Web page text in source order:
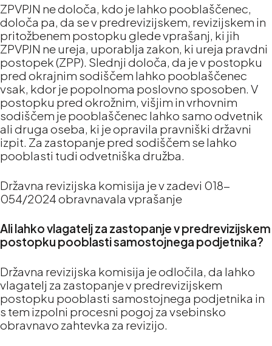
ZPVPJN ne določa, kdo je lahko pooblaščenec,
določa pa, da se v predrevizijskem, revizijskem in
pritožbenem postopku glede vprašanj, ki jih
ZPVPJN ne ureja, uporablja zakon, ki ureja pravdni
postopek (ZPP). Slednji določa, da je v postopku
pred okrajnim sodiščem lahko pooblaščenec
vsak, kdor je popolnoma poslovno sposoben. V
postopku pred okrožnim, višjim in vrhovnim
sodiščem je pooblaščenec lahko samo odvetnik
ali druga oseba, ki je opravila pravniški državni
izpit. Za zastopanje pred sodiščem se lahko
pooblasti tudi odvetniška družba.
Državna revizijska komisija je v zadevi 018-
054/2024 obravnavala vprašanje
Ali lahko vlagatelj za zastopanje v predrevizijskem
postopku pooblasti samostojnega podjetnika?
Državna revizijska komisija je odločila, da lahko
vlagatelj za zastopanje v predrevizijskem
postopku pooblasti samostojnega podjetnika in
s tem izpolni procesni pogoj za vsebinsko
obravnavo zahtevka za revizijo.